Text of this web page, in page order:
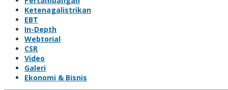
Ketenagalistrikan
EBT
In-Depth
Webtorial
CSR
Video
Galeri
Ekonomi & Bisnis